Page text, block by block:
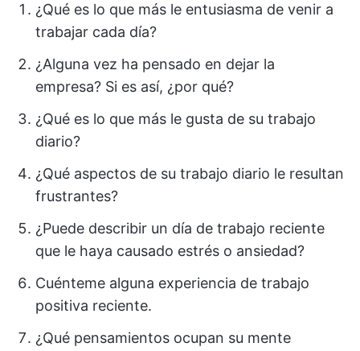
¿Qué es lo que más le entusiasma de venir a
trabajar cada día?
¿Alguna vez ha pensado en dejar la
empresa? Si es así, ¿por qué?
¿Qué es lo que más le gusta de su trabajo
diario?
¿Qué aspectos de su trabajo diario le resultan
frustrantes?
¿Puede describir un día de trabajo reciente
que le haya causado estrés o ansiedad?
Cuénteme alguna experiencia de trabajo
positiva reciente.
¿Qué pensamientos ocupan su mente